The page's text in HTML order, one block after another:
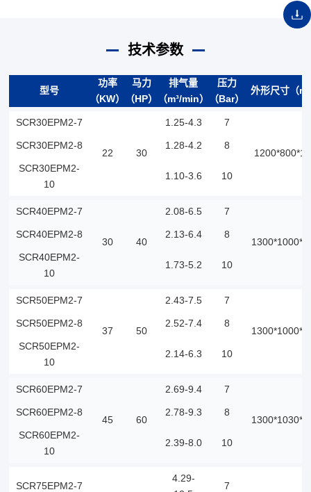
技术参数
型号
功率
（KW）
马力
（HP）
排气量
（m³/min）
压力
（Bar）
外形尺寸（
SCR30EPM2-7
22 30
1.25-4.3 7
SCR30EPM2-8 1.28-4.2 8
SCR30EPM2-
10
1.10-3.6 10
SCR40EPM2-7
30 40
2.08-6.5 7
SCR40EPM2-8 2.13-6.4 8
SCR40EPM2-
10
1.73-5.2 10
SCR50EPM2-7
37 50
2.43-7.5 7
SCR50EPM2-8 2.52-7.4 8
SCR50EPM2-
10
2.14-6.3 10
SCR60EPM2-7
45 60
2.69-9.4 7
SCR60EPM2-8 2.78-9.3 8
SCR60EPM2-
10
2.39-8.0 10
SCR75EPM2-7
4.29-
7